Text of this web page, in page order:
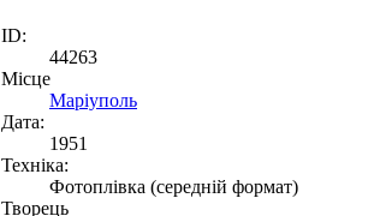
ID:
44263
Місце
Маріуполь
Дата:
1951
Техніка:
Фотоплівка (середній формат)
Творець